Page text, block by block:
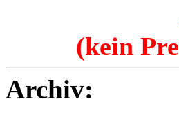
(kein
Archiv: